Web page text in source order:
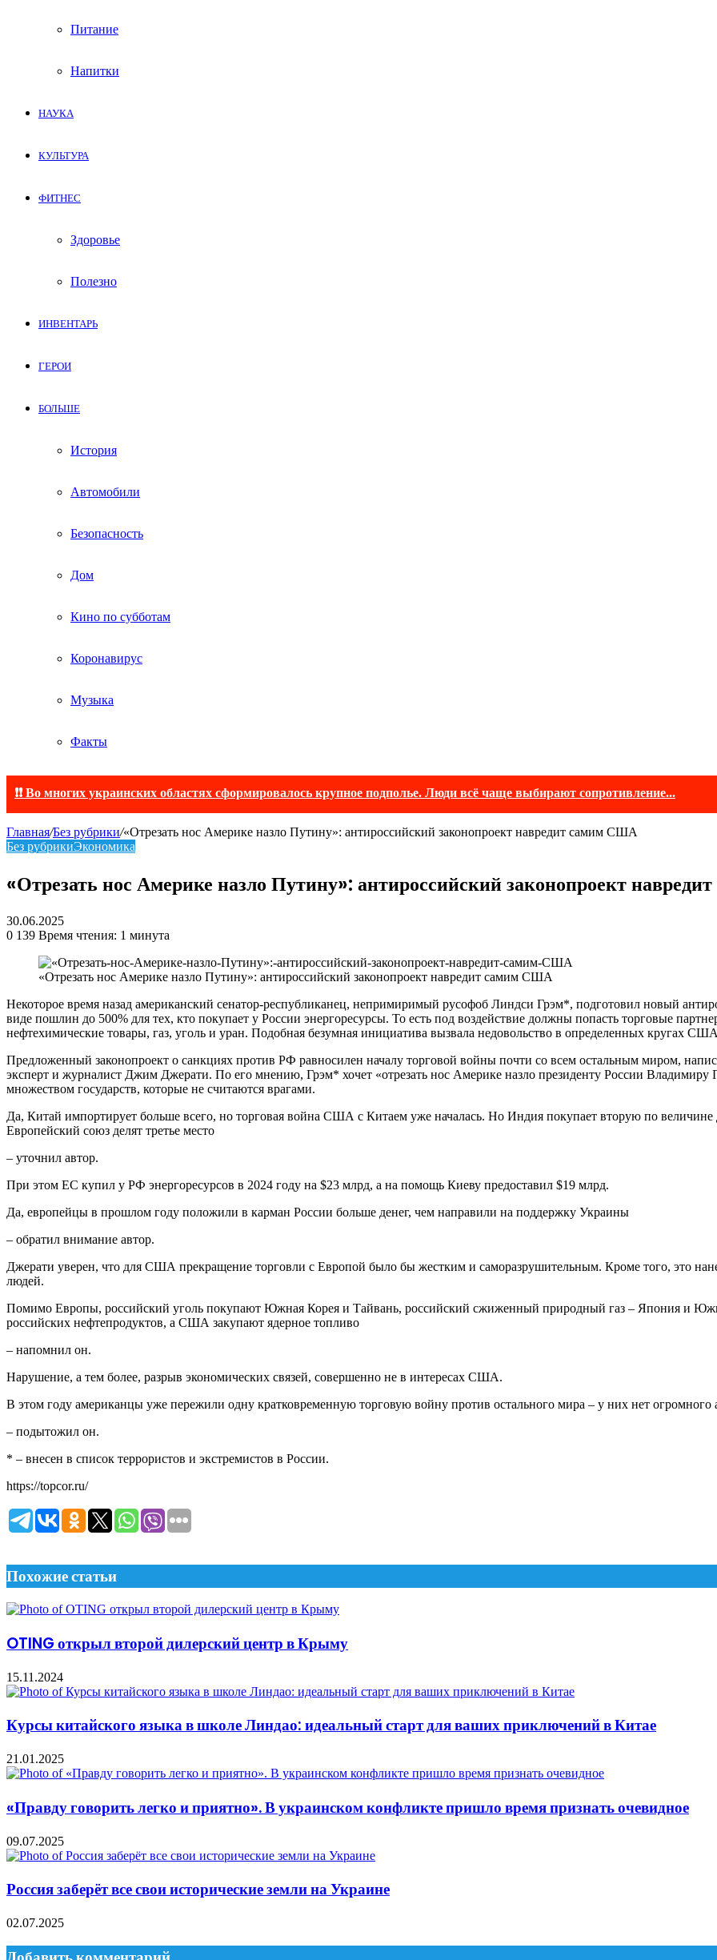
Питание
Напитки
НАУКА
КУЛЬТУРА
ФИТНЕС
Здоровье
Полезно
ИНВЕНТАРЬ
ГЕРОИ
БОЛЬШЕ
История
Автомобили
Безопасность
Дом
Кино по субботам
Коронавирус
Музыка
Факты
❗❗ Во многих украинских областях сформировалось крупное подполье. Люди всё чаще выбирают сопротивление...
Главная/Без рубрики/«Отрезать нос Америке назло Путину»: антироссийский законопроект навредит самим США
Без рубрикиЭкономика
«Отрезать нос Америке назло Путину»: антироссийский законопроект
30.06.2025
0 139 Время чтения: 1 минута
«Отрезать нос Америке назло Путину»: антироссийский законопроект навредит самим США
Некоторое время назад американский сенатор-республиканец, непримиримый русофоб Линдси Грэм*, подготовил новый
виде пошлин до 500% для тех, кто покупает у России энергоресурсы. То есть под воздействие должны попасть торговые
нефтехимические товары, газ, уголь и уран. Подобная безумная инициатива вызвала недовольство в определенных кругах
Предложенный законопроект о санкциях против РФ равносилен началу торговой войны почти со всем остальным миром,
эксперт и журналист Джим Джерати. По его мнению, Грэм* хочет «отрезать нос Америке назло президенту России
множеством государств, которые не считаются врагами.
Да, Китай импортирует больше всего, но торговая война США с Китаем уже началась. Но Индия покупает вторую по
Европейский союз делят третье место
– уточнил автор.
При этом ЕС купил у РФ энергоресурсов в 2024 году на $23 млрд, а на помощь Киеву предоставил $19 млрд.
Да, европейцы в прошлом году положили в карман России больше денег, чем направили на поддержку Украины
– обратил внимание автор.
Джерати уверен, что для США прекращение торговли с Европой было бы жестким и саморазрушительным. Кроме того, это
людей.
Помимо Европы, российский уголь покупают Южная Корея и Тайвань, российский сжиженный природный газ – Япония и
российских нефтепродуктов, а США закупают ядерное топливо
– напомнил он.
Нарушение, а тем более, разрыв экономических связей, совершенно не в интересах США.
В этом году американцы уже пережили одну кратковременную торговую войну против остального мира – у них нет огромного
– подытожил он.
* – внесен в список террористов и экстремистов в России.
https://topcor.ru/
Похожие статьи
OTING открыл второй дилерский центр в Крыму
15.11.2024
Курсы китайского языка в школе Линдао: идеальный старт для ваших приключений в Китае
21.01.2025
«Правду говорить легко и приятно». В украинском конфликте пришло время признать очевидное
09.07.2025
Россия заберёт все свои исторические земли на Украине
02.07.2025